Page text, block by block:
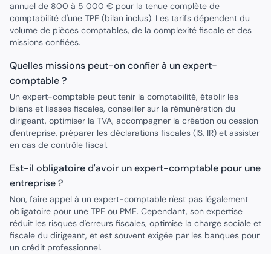
annuel de 800 à 5 000 € pour la tenue complète de
comptabilité d'une TPE (bilan inclus). Les tarifs dépendent du
volume de pièces comptables, de la complexité fiscale et des
missions confiées.
Quelles missions peut-on confier à un expert-
comptable ?
Un expert-comptable peut tenir la comptabilité, établir les
bilans et liasses fiscales, conseiller sur la rémunération du
dirigeant, optimiser la TVA, accompagner la création ou cession
d'entreprise, préparer les déclarations fiscales (IS, IR) et assister
en cas de contrôle fiscal.
Est-il obligatoire d'avoir un expert-comptable pour une
entreprise ?
Non, faire appel à un expert-comptable n'est pas légalement
obligatoire pour une TPE ou PME. Cependant, son expertise
réduit les risques d'erreurs fiscales, optimise la charge sociale et
fiscale du dirigeant, et est souvent exigée par les banques pour
un crédit professionnel.